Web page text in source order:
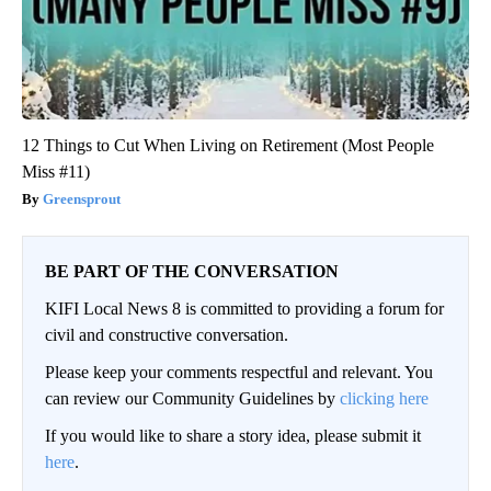
12 Things to Cut When Living on Retirement (Most People
Miss #11)
Greensprout
BE PART OF THE CONVERSATION
KIFI Local News 8 is committed to providing a forum for
civil and constructive conversation.
Please keep your comments respectful and relevant. You
can review our Community Guidelines by clicking here
If you would like to share a story idea, please submit it
here.